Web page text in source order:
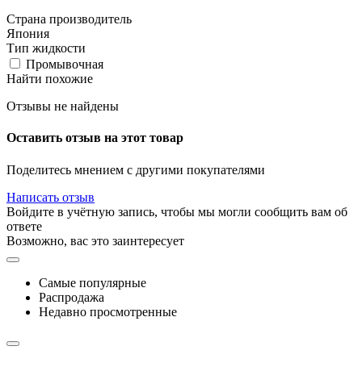
Страна производитель
Япония
Тип жидкости
Промывочная
Найти похожие
Отзывы не найдены
Оставить отзыв на этот товар
Поделитесь мнением с другими покупателями
Написать отзыв
Войдите в учётную запись, чтобы мы могли сообщить вам об
ответе
Возможно, вас это заинтересует
Самые популярные
Распродажа
Недавно просмотренные